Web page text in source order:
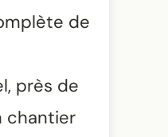
de
près de
chantier